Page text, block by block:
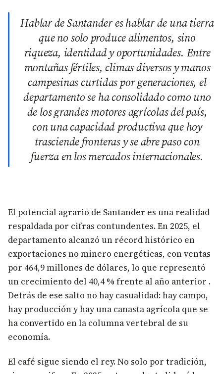
Hablar de Santander es hablar de una tierra
que no solo produce alimentos, sino
riqueza, identidad y oportunidades. Entre
montañas fértiles, climas diversos y manos
campesinas curtidas por generaciones, el
departamento se ha consolidado como uno
de los grandes motores agrícolas del país,
con una capacidad productiva que hoy
trasciende fronteras y se abre paso con
fuerza en los mercados internacionales.
El potencial agrario de Santander es una realidad
respaldada por cifras contundentes. En 2025, el
departamento alcanzó un récord histórico en
exportaciones no minero energéticas, con ventas
por 464,9 millones de dólares, lo que representó
un crecimiento del 40,4 % frente al año anterior .
Detrás de ese salto no hay casualidad: hay campo,
hay producción y hay una canasta agrícola que se
ha convertido en la columna vertebral de su
economía.
El café sigue siendo el rey. No solo por tradición,